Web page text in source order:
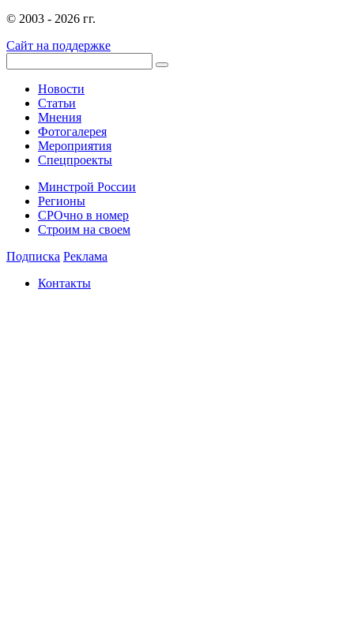
© 2003 - 2026 гг.
Сайт на поддержке
Новости
Статьи
Мнения
Фотогалерея
Мероприятия
Спецпроекты
Минстрой России
Регионы
СРОчно в номер
Строим на своем
Подписка Реклама
Контакты